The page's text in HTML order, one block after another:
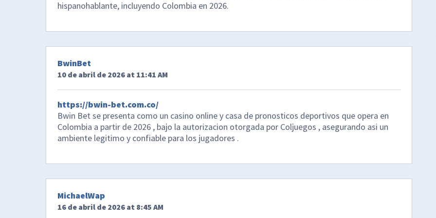
hispanohablante, incluyendo Colombia en 2026.
BwinBet
10 de abril de 2026 at 11:41 AM
https://bwin-bet.com.co/
Bwin Bet se presenta como un casino online y casa de pronosticos deportivos que opera en
Colombia a partir de 2026 , bajo la autorizacion otorgada por Coljuegos , asegurando asi un
ambiente legitimo y confiable para los jugadores .
MichaelWap
16 de abril de 2026 at 8:45 AM